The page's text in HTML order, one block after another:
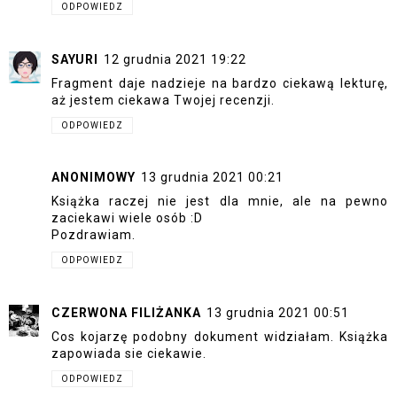
ODPOWIEDZ
SAYURI 12 grudnia 2021 19:22
Fragment daje nadzieje na bardzo ciekawą lekturę,
aż jestem ciekawa Twojej recenzji.
ODPOWIEDZ
ANONIMOWY 13 grudnia 2021 00:21
Książka raczej nie jest dla mnie, ale na pewno
zaciekawi wiele osób :D
Pozdrawiam.
ODPOWIEDZ
CZERWONA FILIŻANKA 13 grudnia 2021 00:51
Cos kojarzę podobny dokument widziałam. Książka
zapowiada sie ciekawie.
ODPOWIEDZ